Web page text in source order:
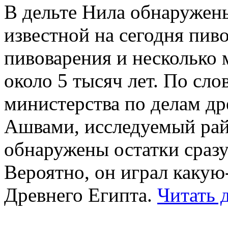
В дельте Нила
известной на сегодня
пивоварения и
около 5 тысяч лет. По
министерства по делам
Ашвами, исследуемый
обнаружены остатки
Вероятно, он играл
Древнего Египта. Читать